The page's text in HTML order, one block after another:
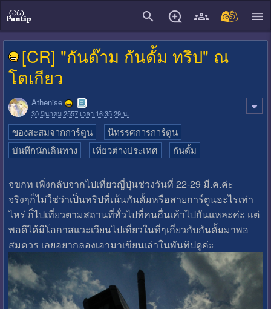
[CR] "กันด๊าม กันดั้ม ทริป" ณ
โตเกียว
Athenise
30 มีนาคม 2557 เวลา 16:35:29 น.
ของสะสมจากการ์ตูน
นิทรรศการการ์ตูน
บันทึกนักเดินทาง
เที่ยวต่างประเทศ กันดั้ม
จขกท เพิ่งกลับจากไปเที่ยวญี่ปุ่นช่วงวันที่ 22-29 มี.ค.ค่ะ
จริงๆก็ไม่ใช่ว่าเป็นทริปที่เน้นกันดั้มหรือสายการ์ตูนอะไรเท่า
ไหร่ ก็ไปเที่ยวตามสถานที่ทั่วไปที่คนอื่นเค้าไปกันแหละค่ะ แต่
พอดีได้มีโอกาสแวะเวียนไปเที่ยวในที่ๆเกี่ยวกับกันดั้มมาพอ
สมควร เลยอยากลองเอามาเขียนเล่าในพันทิปดูค่ะ
close